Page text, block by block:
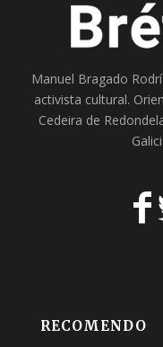
Manuel Bragado
activista cultural.
Cedeira de
RECOMENDO